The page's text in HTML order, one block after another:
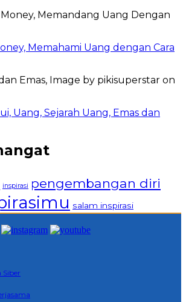
Memahami Uang dengan Cara
Uang, Sejarah Uang, Emas dan
inspirasi pengembangan diri
salam inspirasi
Siber